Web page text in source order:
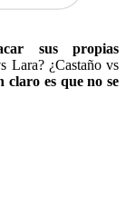
sus propias
Lara? ¿Castaño vs
claro es que no se